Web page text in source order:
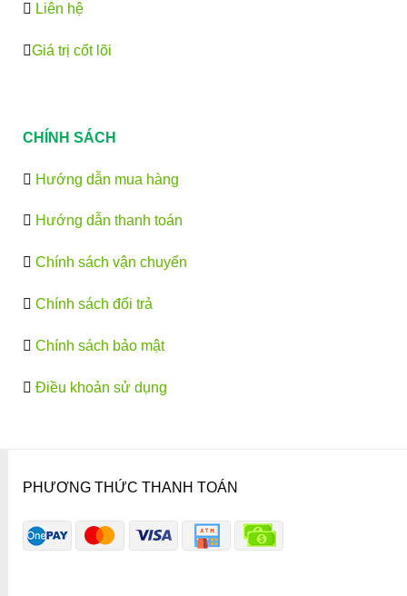
Liên hệ
Giá trị cốt lõi
CHÍNH SÁCH
Hướng dẫn mua hàng
Hướng dẫn thanh toán
Chính sách vận chuyển
Chính sách đổi trả
Chính sách bảo mật
Điều khoản sử dụng
PHƯƠNG THỨC THANH TOÁN